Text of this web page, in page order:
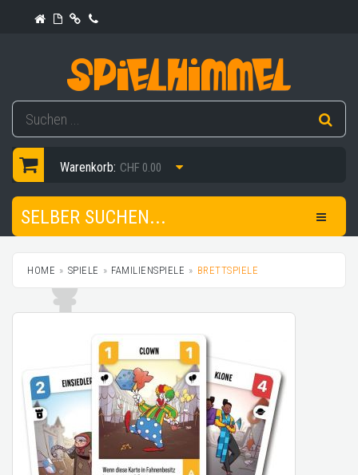
Warenkorb: CHF 0.00
SELBER SUCHEN...
HOME SPIELE FAMILIENSPIELE BRETTSPIELE